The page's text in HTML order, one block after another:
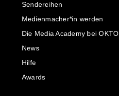
Sendereihen
Medienmacher*in werden
Die Media Academy bei OKTO
News
Hilfe
Awards